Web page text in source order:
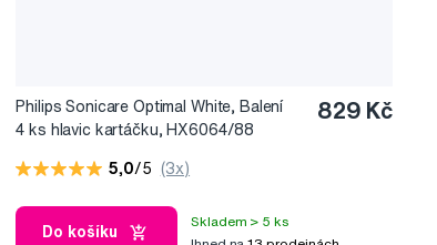
Philips Sonicare Optimal White, Balení
4 ks hlavic kartáčku, HX6064/88
829 Kč
5,0/5 (3x)
Do košíku
Skladem > 5 ks